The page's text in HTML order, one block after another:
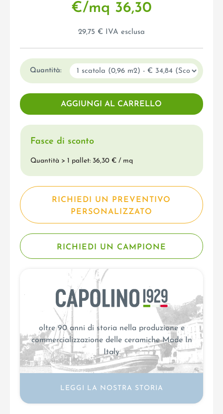
€/mq 36,30
29,75 € IVA esclusa
Quantità:
Fasce di sconto
Quantità > 1 pallet: 36,30 € / mq
RICHIEDI UN PREVENTIVO
PERSONALIZZATO
RICHIEDI UN CAMPIONE
oltre 90 anni di storia nella produzione e
commercializzazione delle ceramiche Made In
Italy
LEGGI LA NOSTRA STORIA